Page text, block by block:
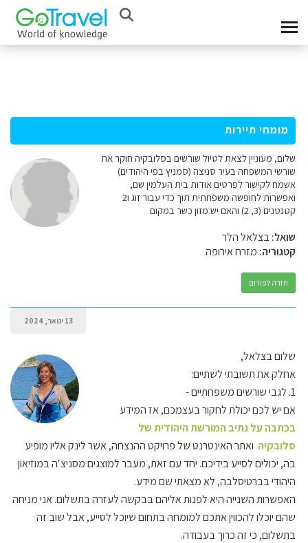
מומחי תיירות
שלום, מעוניין לצאת לטיול שורשים בסלובקיה חוקר את
שורשי המשפחה בעיר סניצה (סמניץ בפי היהודים)
אשמח לקישור לפרטים אודות בית העלמין שם,
ואפשרות לחופשה משפחתית תוך כדי עבור זוג ו2
קטנטנים (3, 2) והאם יש מזון כשר במקום
שואל:בצלאל הלר
קטגוריה: מזרח אירופה
חזרה לפורום
13 ינואר, 2024
שלום בצלאל,
אחלק את תשובתי לשתיים:
1. לגבי שורשים משפחתיים -
אם יש לכם יכולת לחקור בעצמכם, אז המידע
בכתבה על נתיב המורשת היהודית של
סלובקיה ואתר האינטרנט של פרויקט ההנצחה, אשר לינק אליו מופיע
בה, יכולים לסייע בידיכם. יחד עם זאת, מעבר למוצגים מסניצ′ה במוזיאון
היהודי בברטיסלבה, לא מצאתי שם מידע.
האפשרות השנייה היא לפנות אליהם בבקשה לעזרה בתשלום. אני מניחה
שהם יוכלו להכווין אתכם למומחה בתחום שיוכל לסייע, אבל שוב זה
בתשלום, כי זה כרוך בעבודה.